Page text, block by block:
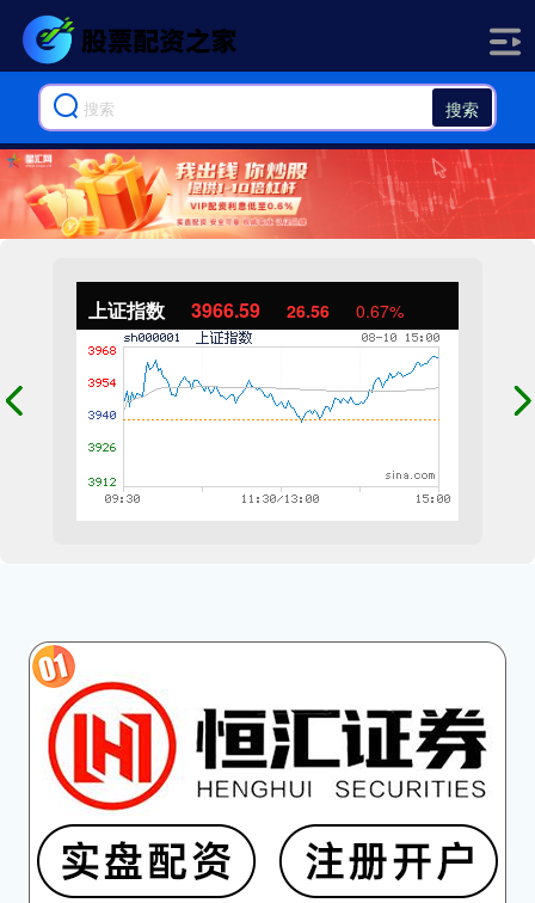
搜索
上证指数 3966.59 26.56 0.67%